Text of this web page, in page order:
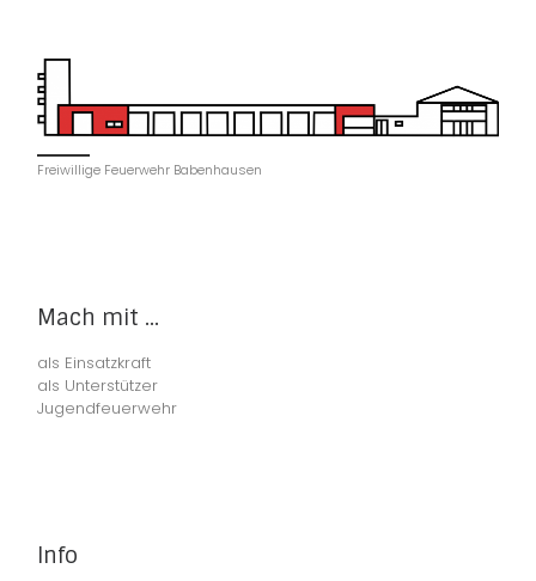
Freiwillige Feuerwehr Babenhausen
Mach mit ...
als Einsatzkraft
als Unterstützer
Jugendfeuerwehr
Info